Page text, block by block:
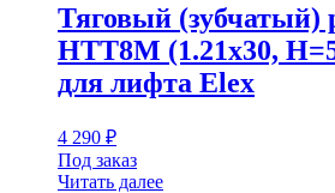
Тяговый (зубчатый)
HTT8M (1.21х30,
для лифта Elex
4 290 ₽
Под заказ
Читать далее